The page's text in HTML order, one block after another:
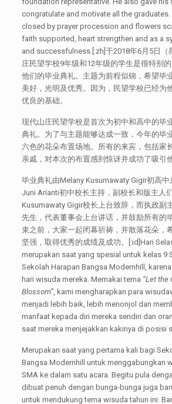
congratulate and motivate all the graduates.
closed by prayer procession and flowers
faith supported, heart strengthen and as a
and successfulness.[:zh]于2018年6月5日（
庄民望学校9年级和12年级的学生是很特别
他们的毕业典礼。主题为前程似锦，希望毕
美好，光明及优秀。因为，民望学校已经为
优良的基础。
现代山庄民望学校是首次为初中和高中的毕
典礼。为了与主题能够达成一致，今年的毕
六色的花朵布置场地。所有的来宾，包括家
亲戚，对本次的布置感到惊讶并成功了吸引
毕业典礼由Melany Kusumawaty Gigir初高
Juni Arianti初中校长主持，副校长和版主人
Kusumawaty Gigir校长上台致辞，而执政副
先生，代表董事会上台讲话，并鼓励所有的
束之前，大家一起闭幕祈祷，并散落花朵，
坚强，取得优秀的成绩及成功。[:id]Hari
merupakan saat yang spesial untuk kelas 9
Sekolah Harapan Bangsa Modernhill​,
hari wisuda mereka. Memakai tema “Let the
Blossom”, kami mengharapkan para
menjadi lebih baik, lebih menonjol dan
manfaat kepada diri mereka sendiri dan
saat mereka menjejakkan kakinya di posisi
Merupakan saat yang pertama kali bagi
Bangsa Modernhill untuk menggabungkan
SMA ke dalam satu acara. Begitu pula
dibuat penuh dengan bunga-bunga juga
untuk mendukung tema wisuda tahun ini.